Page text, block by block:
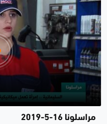
مراسلونا 16-5-2019